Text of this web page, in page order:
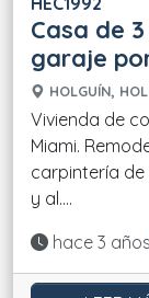
Casa de
garaje
HOLGUÍN,
Vivienda de
Miami.
carpintería de
y al....
Actualizado:
hace 3 años